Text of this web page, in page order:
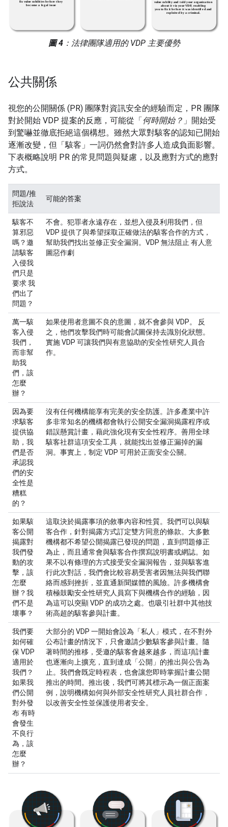
圖 4：法律團隊適用的 VDP 主要優勢
公共關係
視您的公開關係 (PR) 團隊對資訊安全的經驗而定，PR 團隊
對於開始 VDP 提案的反應，可能從「何時開始？ 」開始受
到驚嚇並徹底拒絕這個構想。雖然大眾對駭客的認知已開始
逐漸改變，但「駭客」 一詞仍然會對許多人造成負面影響。
下表概略說明 PR 的常見問題與疑慮，以及應對方式的應對
方式。
問題/推
拒說法
可能的答案
駭客不
算邪惡
嗎？邀
請駭客
入侵我
們只是
要求 我
們出了
問題？
不會。犯罪者永遠存在，並想入侵及利用我們，但
VDP 提供了與希望採取正確做法的駭客合作的方式，
幫助我們找出並修正安全漏洞。VDP 無法阻止 有人意
圖惡作劇
萬一駭
客入侵
我們，
而非幫
助我
們，該
怎麼
辦？
如果使用者意圖不良的意圖，就不會參與 VDP。 反
之，他們攻擊我們時可能會試圖保持去識別化狀態。
實施 VDP 可讓我們與有意協助的安全性研究人員合
作。
因為要
求駭客
提供協
助，我
們是否
承認我
們的安
全性是
糟糕
的？
沒有任何機構能享有完美的安全防護。許多產業中許
多非常知名的機構都會執行公開安全漏洞揭露程序或
錯誤懸賞計畫，藉此強化現有安全性程序。善用全球
駭客社群這項安全工具，就能找出並修正漏掉的漏
洞。事實上，制定 VDP 可用於正面安全公關。
如果駭
客公開
揭露對
我們發
動的攻
擊，該
怎麼
辦？我
們不是
壞事？
這取決於揭露事項的敘事內容和性質。我們可以與駭
客合作，針對揭露方式訂定雙方同意的條款。大多數
機構都不希望公開揭露已發現的問題，直到問題修正
為止，而且通常會與駭客合作撰寫說明書或網誌。如
果不以有條理的方式接受安全漏洞報告，並與駭客進
行此次對話，我們會比較容易受害者因無法與我們聯
絡而感到挫折，並直通新聞媒體的風險。許多機構會
積極鼓勵安全性研究人員寫下與機構合作的經驗，因
為這可以突顯 VDP 的成功之處。也吸引社群中其他技
術高超的駭客參與計畫。
我們要
如何確
保 VDP
適用於
我們？
如果我
們公開
對外發
布 有時
會發生
不良行
為，該
怎麼
辦？
大部分的 VDP 一開始會設為「私人」模式，在不對外
公布計畫的情況下，只會邀請少數駭客參與計畫。隨
著時間的推移，受邀的駭客會越來越多，而這項計畫
也逐漸向上擴充，直到達成「公開」的推出與公告為
止。我們會既定時程表，也會讓您即時掌握計畫公開
推出的時間。推出後，我們可將其標示為一個正面案
例，說明機構如何與外部安全性研究人員社群合作，
以改善安全性並保護使用者安全。